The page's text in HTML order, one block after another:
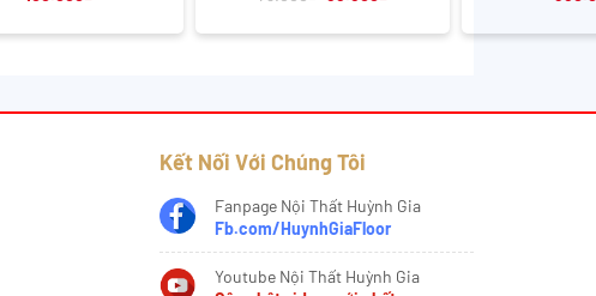
Kết Nối Với Chúng Tôi
Fanpage Nội Thất Huỳnh Gia
Fb.com/HuynhGiaFloor
Youtube Nội Thất Huỳnh Gia